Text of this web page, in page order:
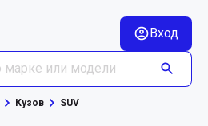
Вход
Кузов SUV